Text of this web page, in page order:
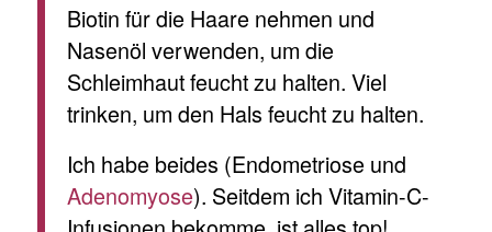
Biotin für die Haare nehmen und
Nasenöl verwenden, um die
Schleimhaut feucht zu halten. Viel
trinken, um den Hals feucht zu halten.
Ich habe beides (Endometriose und
Adenomyose). Seitdem ich Vitamin-C-